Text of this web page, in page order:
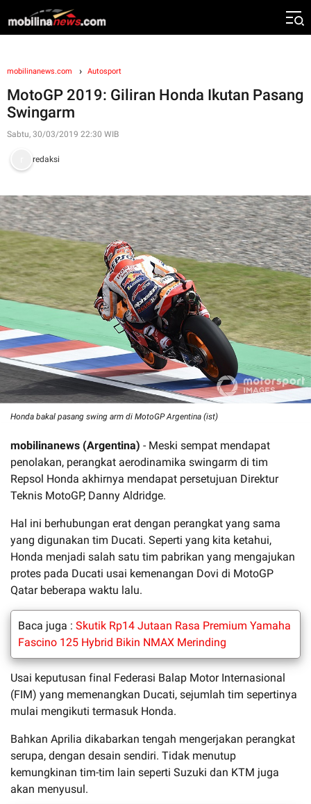
mobilinanews.com Autosport
MotoGP 2019: Giliran Honda Ikutan Pasang
Swingarm
Sabtu, 30/03/2019 22:30 WIB
redaksi
Honda bakal pasang swing arm di MotoGP Argentina (ist)
mobilinanews (Argentina) - Meski sempat mendapat
penolakan, perangkat aerodinamika swingarm di tim
Repsol Honda akhirnya mendapat persetujuan Direktur
Teknis MotoGP, Danny Aldridge.
Hal ini berhubungan erat dengan perangkat yang sama
yang digunakan tim Ducati. Seperti yang kita ketahui,
Honda menjadi salah satu tim pabrikan yang mengajukan
protes pada Ducati usai kemenangan Dovi di MotoGP
Qatar beberapa waktu lalu.
Baca juga : Skutik Rp14 Jutaan Rasa Premium Yamaha
Fascino 125 Hybrid Bikin NMAX Merinding
Usai keputusan final Federasi Balap Motor Internasional
(FIM) yang memenangkan Ducati, sejumlah tim sepertinya
mulai mengikuti termasuk Honda.
Bahkan Aprilia dikabarkan tengah mengerjakan perangkat
serupa, dengan desain sendiri. Tidak menutup
kemungkinan tim-tim lain seperti Suzuki dan KTM juga
akan menyusul.